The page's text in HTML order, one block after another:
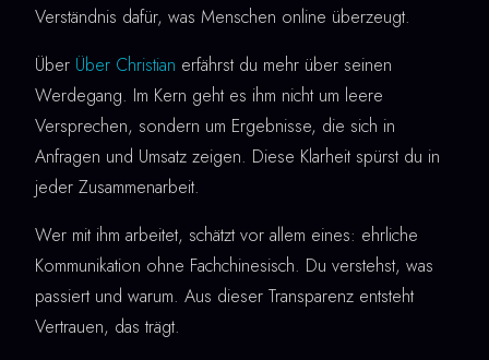
Verständnis dafür, was Menschen online überzeugt.
Über Über Christian erfährst du mehr über seinen
Werdegang. Im Kern geht es ihm nicht um leere
Versprechen, sondern um Ergebnisse, die sich in
Anfragen und Umsatz zeigen. Diese Klarheit spürst du in
jeder Zusammenarbeit.
Wer mit ihm arbeitet, schätzt vor allem eines: ehrliche
Kommunikation ohne Fachchinesisch. Du verstehst, was
passiert und warum. Aus dieser Transparenz entsteht
Vertrauen, das trägt.